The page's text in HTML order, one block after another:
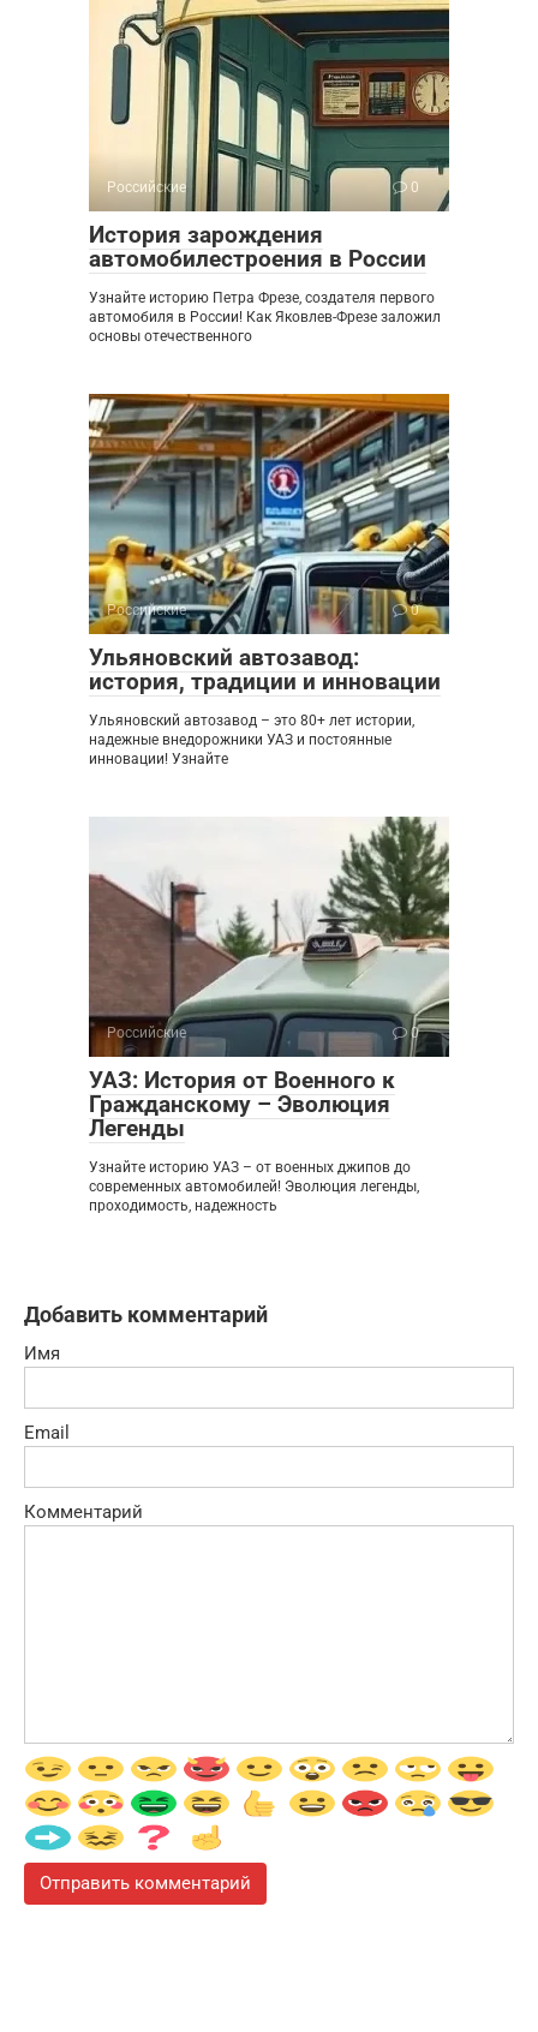
Российские 0
История зарождения
автомобилестроения в России
Узнайте историю Петра Фрезе, создателя первого
автомобиля в России! Как Яковлев-Фрезе заложил
основы отечественного
Российские 0
Ульяновский автозавод:
история, традиции и инновации
Ульяновский автозавод – это 80+ лет истории,
надежные внедорожники УАЗ и постоянные
инновации! Узнайте
Российские 0
УАЗ: История от Военного к
Гражданскому – Эволюция
Легенды
Узнайте историю УАЗ – от военных джипов до
современных автомобилей! Эволюция легенды,
проходимость, надежность
Добавить комментарий
Имя
Email
Комментарий